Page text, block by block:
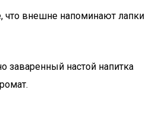
что внешне напоминают лапки
заваренный настой напитка